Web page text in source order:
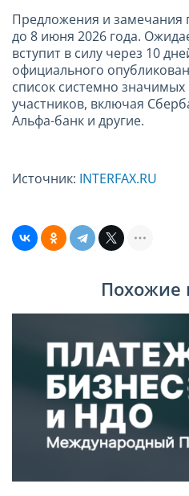
Предложения и замечания
до 8 июня 2026 года.
вступит в силу через 10
официального
список системно значимых
участников, включая
Альфа-банк и другие.
Источник: INTERFAX.RU
Похожие